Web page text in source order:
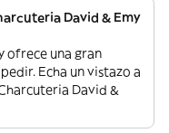
David & Emy
ofrece una gran
Echa un vistazo a
David &